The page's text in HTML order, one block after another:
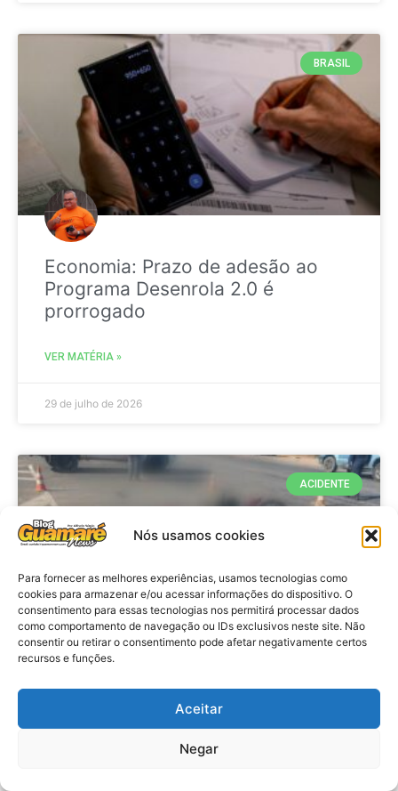
Nós usamos cookies
Para fornecer as melhores experiências, usamos tecnologias como
cookies para armazenar e/ou acessar informações do dispositivo. O
consentimento para essas tecnologias nos permitirá processar dados
como comportamento de navegação ou IDs exclusivos neste site. Não
consentir ou retirar o consentimento pode afetar negativamente certos
recursos e funções.
Aceitar
Negar
BRASIL
Economia: Prazo de adesão ao
Programa Desenrola 2.0 é
prorrogado
VER MATÉRIA »
29 de julho de 2026
ACIDENTE
Acidente: A caminho do trabalho
professora se envolve em
acidente e vai a obito na RN 118
no Alto do Rodrigues, RN